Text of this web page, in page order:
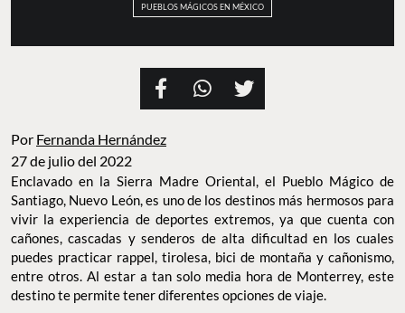
PUEBLOS MÁGICOS EN MÉXICO
Por Fernanda Hernández
27 de julio del 2022
Enclavado en la Sierra Madre Oriental, el Pueblo Mágico de
Santiago, Nuevo León, es uno de los destinos más hermosos para
vivir la experiencia de deportes extremos, ya que cuenta con
cañones, cascadas y senderos de alta dificultad en los cuales
puedes practicar rappel, tirolesa, bici de montaña y cañonismo,
entre otros. Al estar a tan solo media hora de Monterrey, este
destino te permite tener diferentes opciones de viaje.